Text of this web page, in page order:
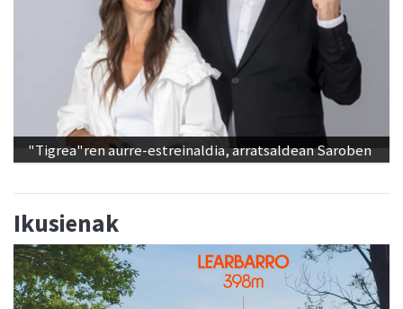
"Tigrea"ren aurre-estreinaldia, arratsaldean Saroben
Ikusienak